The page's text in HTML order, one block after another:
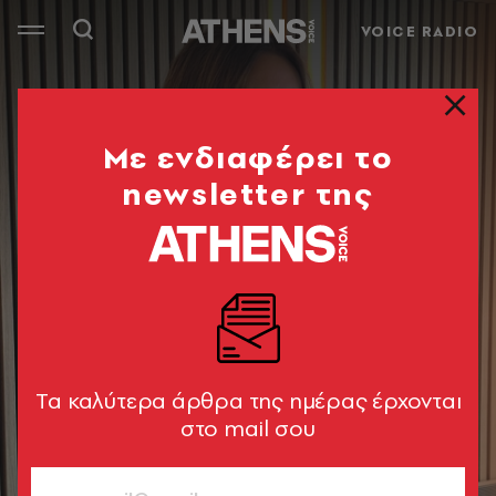
VOICE RADIO
Mε ενδιαφέρει το
newsletter της
Tα καλύτερα άρθρα της ημέρας έρχονται
στο mail σου